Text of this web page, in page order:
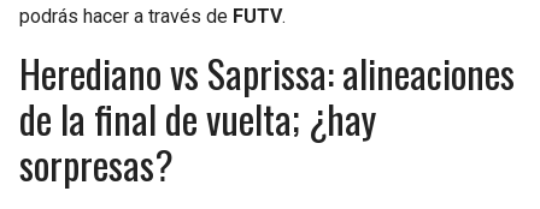
podrás hacer a través de FUTV.
Herediano vs Saprissa: alineaciones
de la final de vuelta; ¿hay
sorpresas?